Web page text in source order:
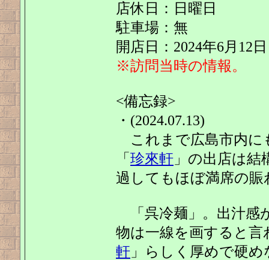
店休日：日曜日
駐車場：無
開店日：2024年6月12日
※訪問当時の情報。
<備忘録>
・(2024.07.13)
これまで広島市内に
「 珍來軒 」の出店は結
過してもほぼ満席の賑
「呉冷麺」。出汁感
物は一線を画すると
軒 」らしく厚めで硬